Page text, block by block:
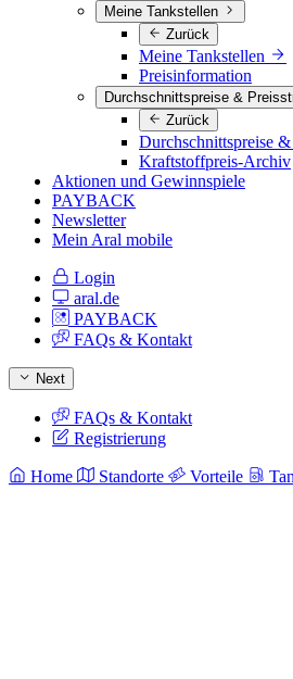
Meine Tankstellen
Zurück
Meine Tankstellen
Preisinformation
Durchschnittspreise &
Zurück
Durchschnittspreise
Kraftstoffpreis-Archiv
Aktionen und Gewinnspiele
PAYBACK
Newsletter
Mein Aral mobile
Login
aral.de
PAYBACK
FAQs & Kontakt
Next
FAQs & Kontakt
Registrierung
Home Standorte Vorteile